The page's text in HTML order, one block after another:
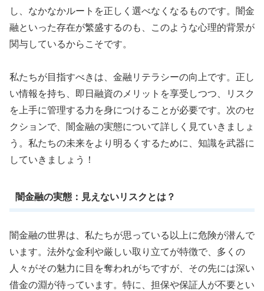
し、なかなかルートを正しく選べなくなるものです。闇金
融といった存在が繁盛するのも、このような心理的背景が
関与しているからこそです。
私たちが目指すべきは、金融リテラシーの向上です。正し
い情報を持ち、即日融資のメリットを享受しつつ、リスク
を上手に管理する力を身につけることが必要です。次のセ
クションで、闇金融の実態について詳しく見ていきましょ
う。私たちの未来をより明るくするために、知識を武器に
していきましょう！
闇金融の実態：見えないリスクとは？
闇金融の世界は、私たちが思っている以上に危険が潜んで
います。法外な金利や厳しい取り立てが特徴で、多くの
人々がその魅力に目を奪われがちですが、その先には深い
借金の淵が待っています。特に、担保や保証人が不要とい